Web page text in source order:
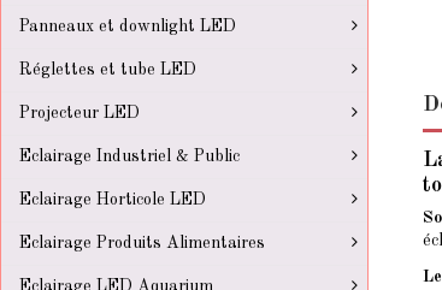
Panneaux et downlight LED
Réglettes et tube LED
Projecteur LED
Eclairage Industriel & Public
Eclairage Horticole LED
Eclairage Produits Alimentaires
Eclairage LED Aquarium